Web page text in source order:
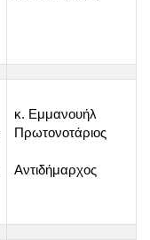
κ. Εμμανουήλ
Πρωτονοτάριος
Αντιδήμαρχος